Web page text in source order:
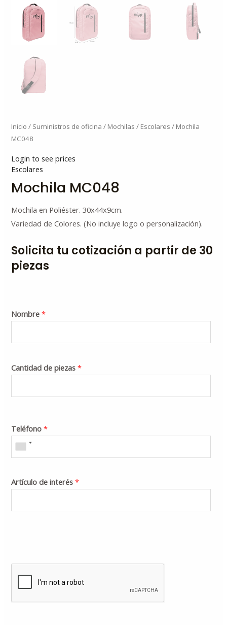
Inicio / Suministros de oficina / Mochilas / Escolares / Mochila
MC048
Login to see prices
Escolares
Mochila MC048
Mochila en Poliéster. 30x44x9cm.
Variedad de Colores. (No incluye logo o personalización).
Solicita tu cotización a partir de 30
piezas
Nombre*
Cantidad de piezas*
Teléfono*
Artículo de interés*